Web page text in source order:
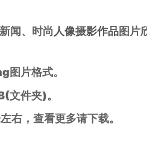
闻、时尚人像摄影作品图片
图片格式。
文件夹)。
右，查看更多请下载。